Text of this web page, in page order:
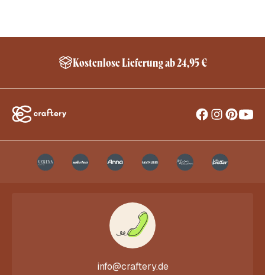
Kostenlose Lieferung ab 24,95 €
info@craftery.de